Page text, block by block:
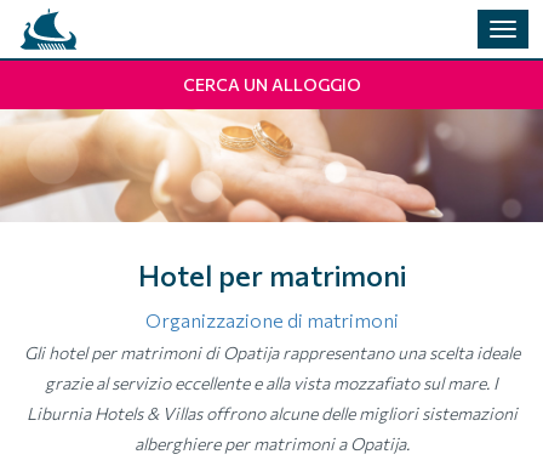
la
CERCA UN ALLOGGIO
Hotel per matrimoni
Organizzazione di matrimoni
Gli hotel per matrimoni di Opatija rappresentano una scelta ideale
grazie al servizio eccellente e alla vista mozzafiato sul mare. I
Liburnia Hotels & Villas offrono alcune delle migliori sistemazioni
alberghiere per matrimoni a Opatija.